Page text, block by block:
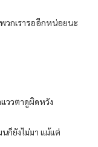
วกเรารออีกหน่อยนะ
ววตาดูผิดหวัง
ก็ยังไม่มา แม้แต่